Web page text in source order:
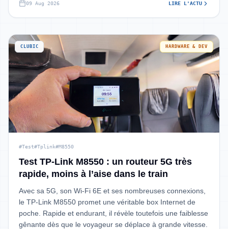
09 Aug 2026 LIRE L'ACTU
CLUBIC HARDWARE & DEV
#Test#Tplink#M8550
Test TP-Link M8550 : un routeur 5G très
rapide, moins à l’aise dans le train
Avec sa 5G, son Wi-Fi 6E et ses nombreuses connexions,
le TP-Link M8550 promet une véritable box Internet de
poche. Rapide et endurant, il révèle toutefois une faiblesse
gênante dès que le voyageur se déplace à grande vitesse.